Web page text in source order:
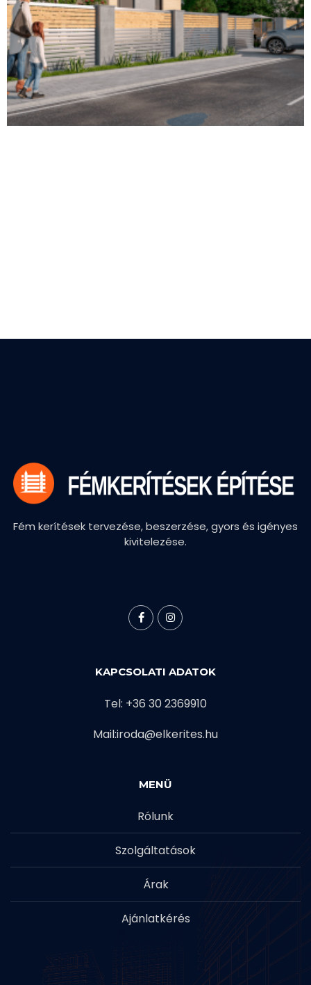
Fém kerítések tervezése, beszerzése, gyors és igényes
kivitelezése.
KAPCSOLATI ADATOK
Tel: +36 30 2369910
Mail:iroda@elkerites.hu
MENÜ
Rólunk
Szolgáltatások
Árak
Ajánlatkérés